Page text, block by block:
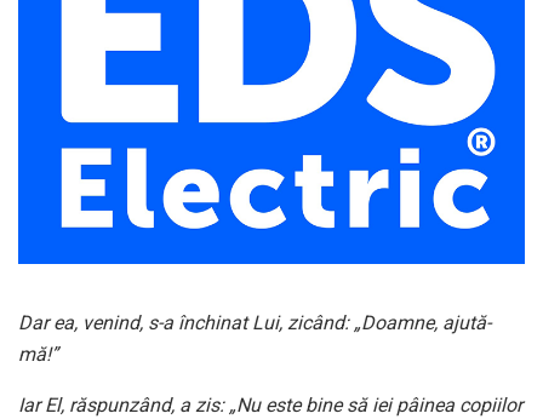
Dar ea, venind, s-a închinat Lui, zicând: „Doamne, ajută-
mă!”
Iar El, răspunzând, a zis: „Nu este bine să iei pâinea copiilor